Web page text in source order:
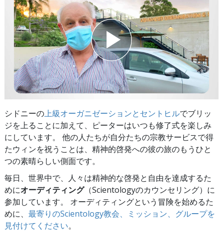
シドニーの上級オーガニゼーションとセントヒルでブリッ
ジを上ることに加えて、ピーターはいつも修了式を楽しみ
にしています。 他の人たちが自分たちの宗教サービスで得
たウィンを祝うことは、精神的啓発への彼の旅のもうひと
つの素晴らしい側面です。
毎日、世界中で、人々は精神的な啓発と自由を達成するた
めにオーディティング（Scientologyのカウンセリング）に
参加しています。 オーディティングという冒険を始めるた
めに、 最寄りのScientology教会、ミッション、グループを
見付けてください。